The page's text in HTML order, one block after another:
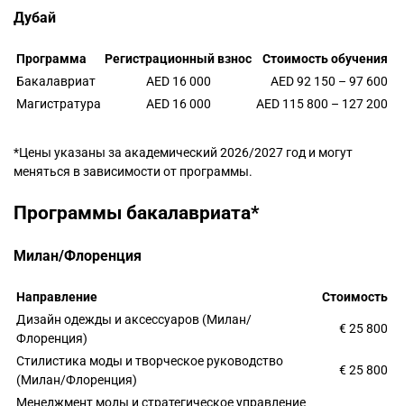
Дубай
Программа Регистрационный взнос
Стоимость обучения
Бакалавриат
AED 16 000
AED 92 150 – 97 600
Магистратура
AED 16 000 AED 115 800 – 127 200
*Цены указаны за академический 2026/2027 год и могут
меняться в зависимости от программы.
Программы бакалавриата*
Милан/Флоренция
Направление
Стоимость
Дизайн одежды и аксессуаров (Милан/
Флоренция)
€ 25 800
Стилистика моды и творческое руководство
(Милан/Флоренция)
€ 25 800
Менеджмент моды и стратегическое управление